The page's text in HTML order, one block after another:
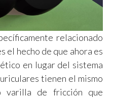
relacionado
el hecho de que ahora es
en lugar del sistema
tienen el mismo
varilla de fricción que